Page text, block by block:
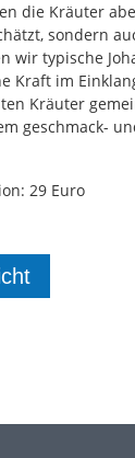
die Kräuter
sondern
wir typische
Kraft im
Kräuter
geschmack-
29 Euro